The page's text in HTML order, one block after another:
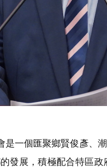
一個匯聚鄉賢俊彥、
發展，積極配合特區